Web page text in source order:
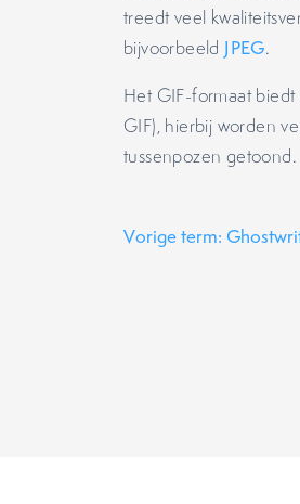
treedt veel
bijvoorbeeld JPEG.
Het GIF-formaat
GIF), hierbij worden
tussenpozen getoond.
Vorige term: